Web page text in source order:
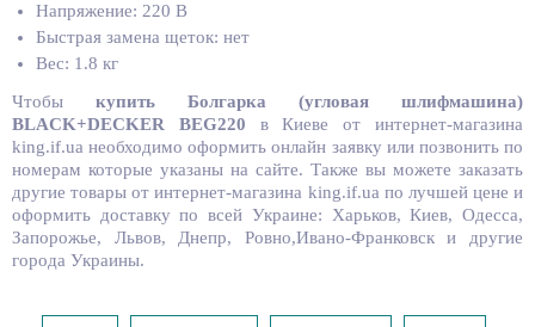
Напряжение: 220 В
Быстрая замена щеток: нет
Вес: 1.8 кг
Чтобы купить Болгарка (угловая шлифмашина)
BLACK+DECKER BEG220 в Киеве от интернет-магазина
king.if.ua необходимо оформить онлайн заявку или позвонить по
номерам которые указаны на сайте. Также вы можете заказать
другие товары от интернет-магазина king.if.ua по лучшей цене и
оформить доставку по всей Украине: Харьков, Киев, Одесса,
Запорожье, Львов, Днепр, Ровно,Ивано-Франковск и другие
города Украины.